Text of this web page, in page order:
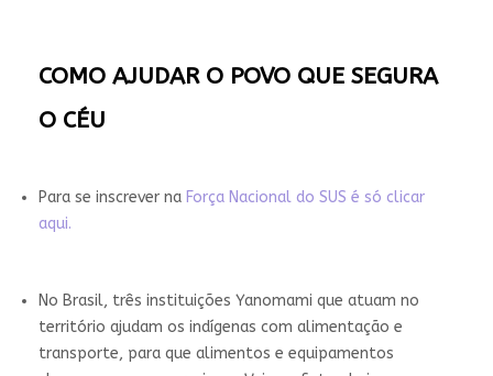
COMO AJUDAR O POVO QUE SEGURA
O CÉU
Para se inscrever na Força Nacional do SUS é só clicar
aqui.
No Brasil, três instituições Yanomami que atuam no
território ajudam os indígenas com alimentação e
transporte, para que alimentos e equipamentos